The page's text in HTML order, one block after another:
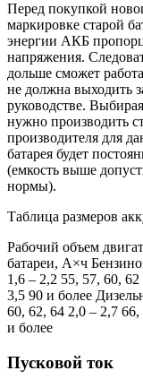
Перед покупкой
маркировке старой
энергии АКБ
напряжения.
дольше сможет
не должна выходить
руководстве.
нужно производить
производителя для
батарея будет
(емкость выше
нормы).
Таблица размеров
Рабочий объем
батареи, А×ч
1,6 – 2,2 55, 57, 60,
3,5 90 и более
60, 62, 64 2,0 – 2,7
и более
Пусковой ток